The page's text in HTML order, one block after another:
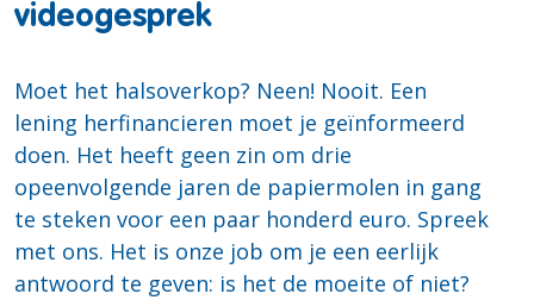
videogesprek
Moet het halsoverkop? Neen! Nooit. Een
lening herfinancieren moet je geïnformeerd
doen. Het heeft geen zin om drie
opeenvolgende jaren de papiermolen in gang
te steken voor een paar honderd euro. Spreek
met ons. Het is onze job om je een eerlijk
antwoord te geven: is het de moeite of niet?